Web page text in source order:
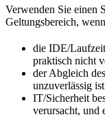
Verwenden Sie einen
Geltungsbereich,
die IDE/
praktisch nicht
der Abgleich
unzuverlässig ist
IT/Sicherheit
verursacht, und